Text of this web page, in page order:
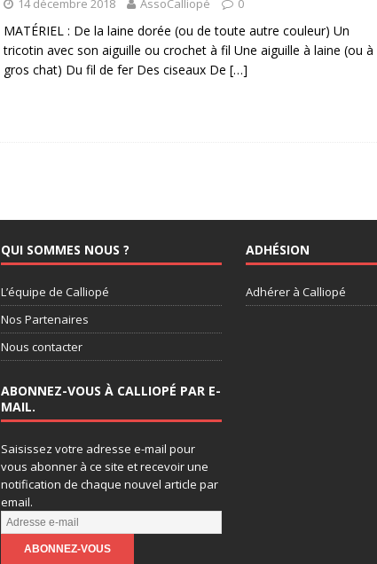
14 décembre 2018 AssoCalliopé 0
MATÉRIEL : De la laine dorée (ou de toute autre couleur) Un
tricotin avec son aiguille ou crochet à fil Une aiguille à laine (ou à
gros chat) Du fil de fer Des ciseaux De […]
QUI SOMMES NOUS ?
L’équipe de Calliopé
Nos Partenaires
Nous contacter
ABONNEZ-VOUS À CALLIOPÉ PAR E-
MAIL.
Saisissez votre adresse e-mail pour
vous abonner à ce site et recevoir une
notification de chaque nouvel article par
email.
A
d
ADHÉSION
Adhérer à Calliopé